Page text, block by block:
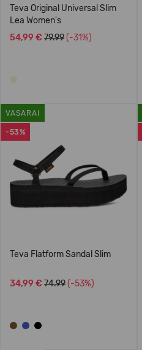
Teva Original Universal Slim
Lea Women's
54,99 € 79.99 (-31%)
-53%
VASARAI
Teva Flatform Sandal Slim
34,99 € 74.99 (-53%)